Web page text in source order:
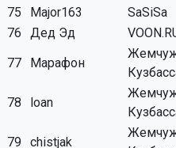
75
Major163 SaSiSa
76
Дед Эд
77
Марафон
78 loan
79 chistjak